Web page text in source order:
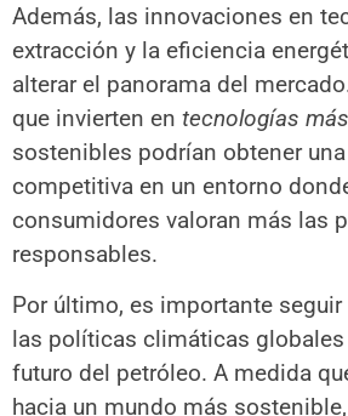
Además, las innovaciones en
extracción y la eficiencia
alterar el panorama del
que invierten en tecnologías
sostenibles podrían obtener
competitiva en un entorno
consumidores valoran más las
responsables.
Por último, es importante
las políticas climáticas
futuro del petróleo. A medida
hacia un mundo más